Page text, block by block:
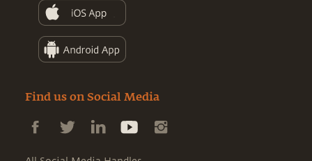
Find us on Social Media